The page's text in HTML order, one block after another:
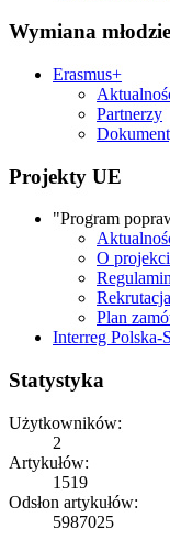
Wymiana
Erasmus+
Partnerzy
Projekty UE
"Program
O
Regulamin
Rekrutacja
Plan
Interreg Polska-
Statystyka
Użytkowników:
2
Artykułów:
1519
Odsłon artykułów:
5987025